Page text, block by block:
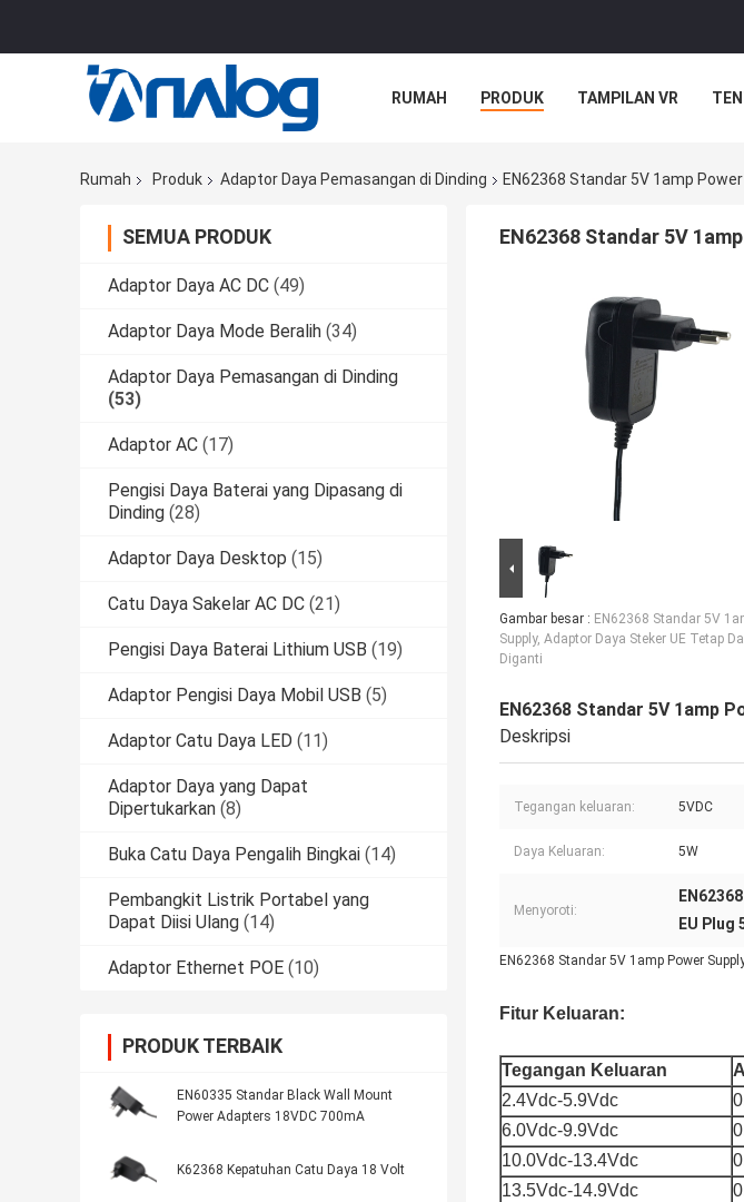
RUMAH PRODUK TAMPILAN VR
Rumah
Produk Adaptor Daya Pemasangan di Dinding EN62368 Standar 5V 1amp
SEMUA PRODUK
Adaptor Daya AC DC (49)
Adaptor Daya Mode Beralih (34)
Adaptor Daya Pemasangan di Dinding
(53)
Adaptor AC (17)
Pengisi Daya Baterai yang Dipasang di
Dinding (28)
Adaptor Daya Desktop (15)
Catu Daya Sakelar AC DC (21)
Pengisi Daya Baterai Lithium USB (19)
Adaptor Pengisi Daya Mobil USB (5)
Adaptor Catu Daya LED (11)
Adaptor Daya yang Dapat
Dipertukarkan (8)
Buka Catu Daya Pengalih Bingkai (14)
Pembangkit Listrik Portabel yang
Dapat Diisi Ulang (14)
Adaptor Ethernet POE (10)
PRODUK TERBAIK
EN60335 Standar Black Wall Mount
Power Adapters 18VDC 700mA
K62368 Kepatuhan Catu Daya 18 Volt
EN62368 Standar 5V
Gambar besar : EN62368 Standar 5V
Supply, Adaptor Daya Steker UE Tetap
Diganti
EN62368 Standar 5V 1amp
Deskripsi
Tegangan keluaran: 5VDC
Daya Keluaran: 5W
Menyoroti:
EU Plug
EN62368 Standar 5V 1amp Power
Fitur Keluaran:
Tegangan Keluaran
2.4Vdc-5.9Vdc
6.0Vdc-9.9Vdc
10.0Vdc-13.4Vdc
13.5Vdc-14.9Vdc